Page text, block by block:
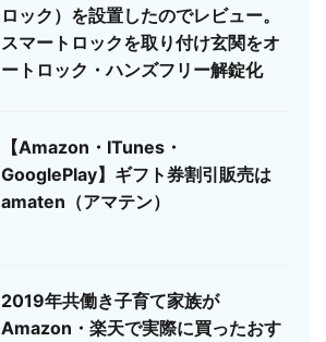
ロック）を設置したのでレビュー。
スマートロックを取り付け玄関をオ
ートロック・ハンズフリー解錠化
【Amazon・ITunes・
GooglePlay】ギフト券割引販売は
amaten（アマテン）
2019年共働き子育て家族が
Amazon・楽天で実際に買ったおす